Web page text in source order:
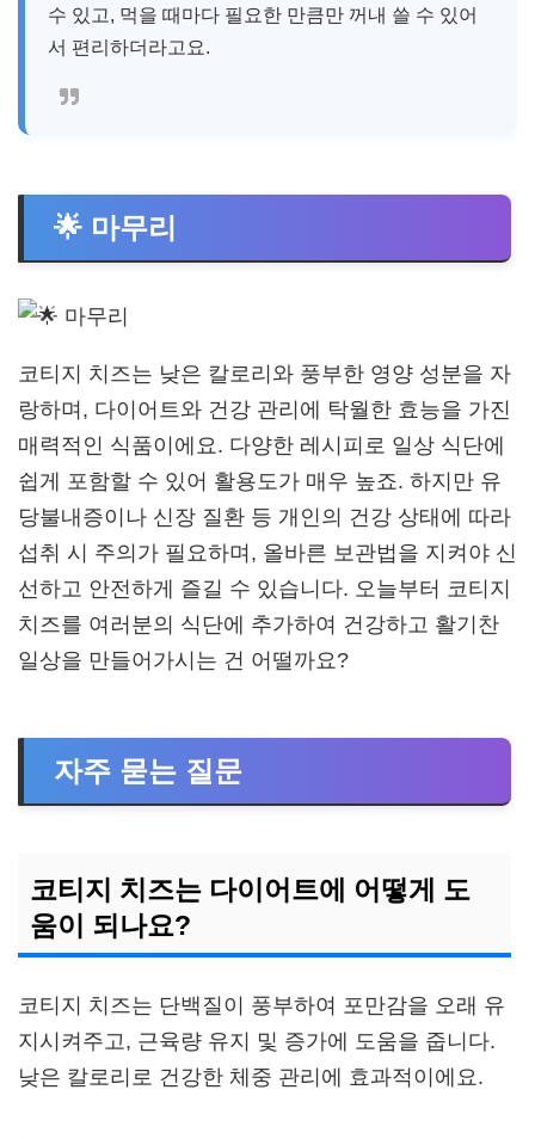
수 있고, 먹을 때마다 필요한 만큼만 꺼내 쓸 수 있어
서 편리하더라고요.
🌟 마무리
코티지 치즈는 낮은 칼로리와 풍부한 영양 성분을 자
랑하며, 다이어트와 건강 관리에 탁월한 효능을 가진
매력적인 식품이에요. 다양한 레시피로 일상 식단에
쉽게 포함할 수 있어 활용도가 매우 높죠. 하지만 유
당불내증이나 신장 질환 등 개인의 건강 상태에 따라
섭취 시 주의가 필요하며, 올바른 보관법을 지켜야 신
선하고 안전하게 즐길 수 있습니다. 오늘부터 코티지
치즈를 여러분의 식단에 추가하여 건강하고 활기찬
일상을 만들어가시는 건 어떨까요?
자주 묻는 질문
코티지 치즈는 다이어트에 어떻게 도
움이 되나요?
코티지 치즈는 단백질이 풍부하여 포만감을 오래 유
지시켜주고, 근육량 유지 및 증가에 도움을 줍니다.
낮은 칼로리로 건강한 체중 관리에 효과적이에요.